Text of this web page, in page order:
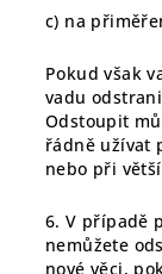
c) na
Pokud však
vadu
Odstoupit
řádně užívat
nebo při
6. V případě
nemůžete
nové věci,